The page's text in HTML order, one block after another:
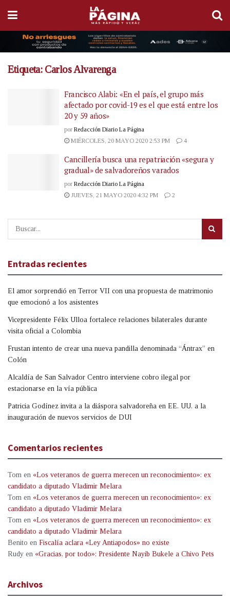
Etiqueta: Carlos Alvarenga
Francisco Alabi: «En el país, el grupo más
afectado por covid-19 es el que está entre los
20 y 59 años»
por Redacción Diario La Página
MIÉRCOLES, 20 MAYO 2020 2:53 PM
4
Cancillería busca una repatriación «segura y
gradual» de salvadoreños varados
por Redacción Diario La Página
JUEVES, 21 MAYO 2020 4:32 PM
2
Entradas recientes
El amor sorprendió en Terror VII con una propuesta de matrimonio
que emocionó a los asistentes
Vicepresidente Félix Ulloa fortalece relaciones bilaterales durante
visita oficial a Colombia
Frustan intento de crear una nueva pandilla denominada “Ántrax” en
Colón
Alcaldía de San Salvador Centro interviene cobro ilegal por
estacionarse en la vía pública
Patricia Godínez invita a la diáspora salvadoreña en EE. UU. a la
inauguración de nuevos servicios de DUI
Comentarios recientes
Tom en «Los veteranos de guerra merecen un reconocimiento»: ex
candidato a diputado Vladimir Melara
Tom en «Los veteranos de guerra merecen un reconocimiento»: ex
candidato a diputado Vladimir Melara
Tom en «Los veteranos de guerra merecen un reconocimiento»: ex
candidato a diputado Vladimir Melara
Benito en Fiscalía aclara «Ley Antiapodos» no existe
Rudy en «Gracias, por todo»: Presidente Nayib Bukele a Chivo Pets
Archivos